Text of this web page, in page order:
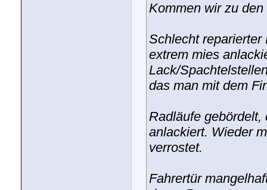
Kommen wir zu den
Schlecht
extrem mies
Lack/
das man mit dem
Radläufe gebördelt,
anlackiert. Wieder
verrostet.
Fahrertür